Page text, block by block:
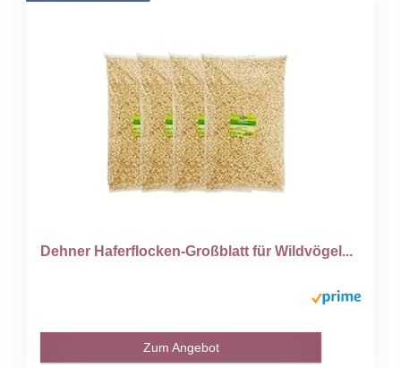
Dehner Haferflocken-Großblatt für Wildvögel...
Zum Angebot